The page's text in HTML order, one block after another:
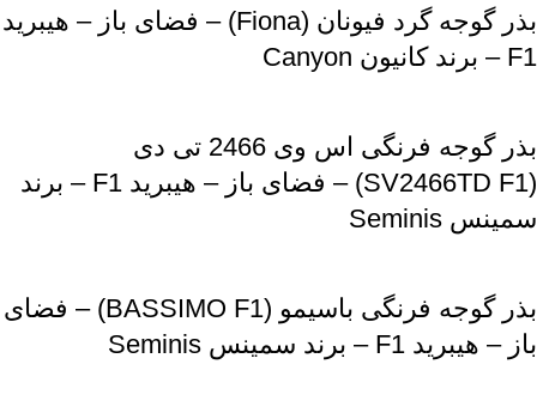
بذر گوجه گرد فیونان (Fiona) – فضای باز – هیبرید
F1 – برند کانیون Canyon
بذر گوجه فرنگی اس وی 2466 تی دی
(SV2466TD F1) – فضای باز – هیبرید F1 – برند
سمینس Seminis
بذر گوجه فرنگی باسیمو (BASSIMO F1) – فضای
باز – هیبرید F1 – برند سمینس Seminis